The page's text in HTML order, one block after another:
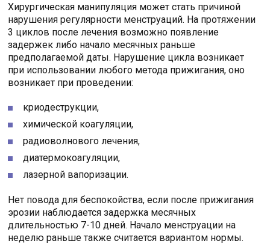
Хирургическая манипуляция может стать причиной
нарушения регулярности менструаций. На протяжении
3 циклов после лечения возможно появление
задержек либо начало месячных раньше
предполагаемой даты. Нарушение цикла возникает
при использовании любого метода прижигания, оно
возникает при проведении:
криодеструкции,
химической коагуляции,
радиоволнового лечения,
диатермокоагуляции,
лазерной вапоризации.
Нет повода для беспокойства, если после прижигания
эрозии наблюдается задержка месячных
длительностью 7-10 дней. Начало менструации на
неделю раньше также считается вариантом нормы.